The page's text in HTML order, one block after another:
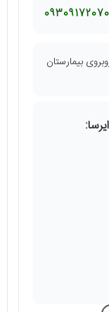
09309172070
بیمارستان